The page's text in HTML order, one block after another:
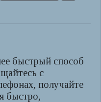
быстрый способ
с
получайте
быстро,